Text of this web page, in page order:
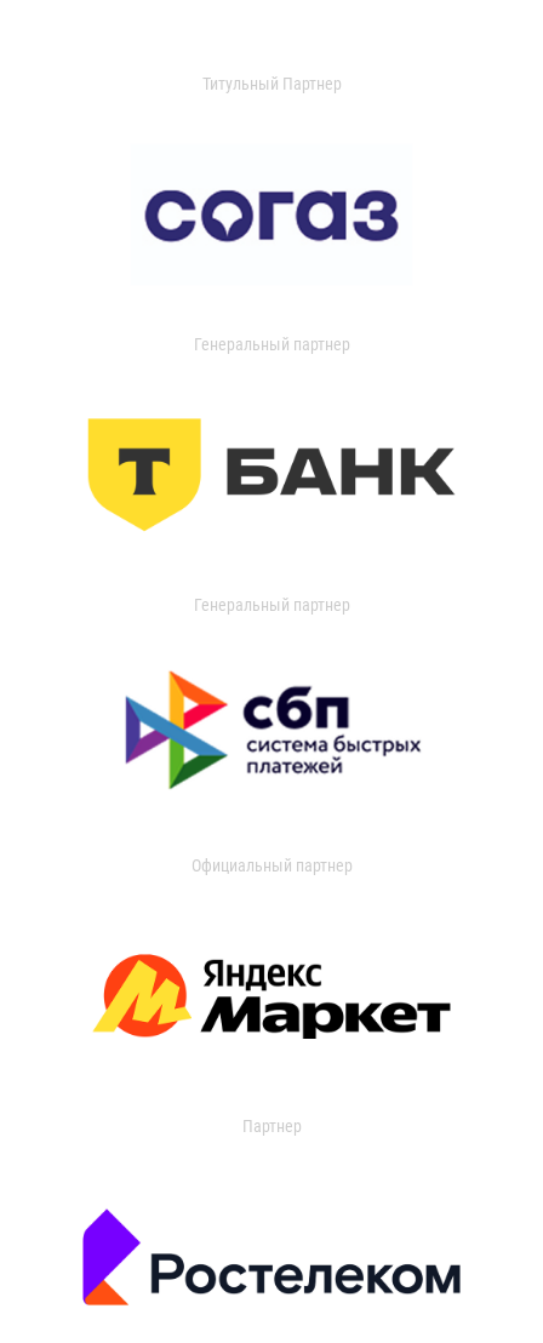
Титульный Партнер
Генеральный партнер
Генеральный партнер
Официальный партнер
Партнер